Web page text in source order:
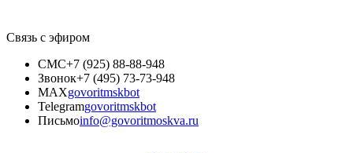
Связь с эфиром
СМС+7 (925) 88-88-948
Звонок+7 (495) 73-73-948
MAXgovoritmskbot
Telegramgovoritmskbot
Письмоinfo@govoritmoskva.ru